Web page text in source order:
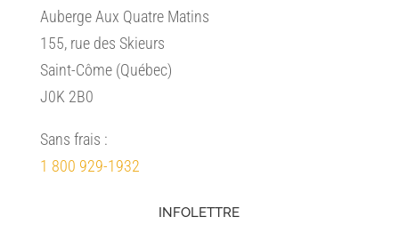
Auberge Aux Quatre Matins
155, rue des Skieurs
Saint-Côme (Québec)
J0K 2B0
Sans frais :
1 800 929-1932
INFOLETTRE